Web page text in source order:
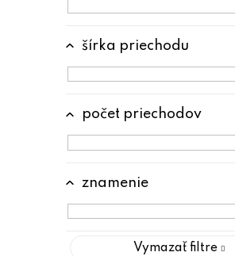
počet priechodov
šírka priechodu
znamenie
Vymazať filtre